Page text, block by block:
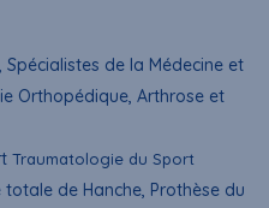
de la Médecine et
Orthopédique, Arthrose et
Traumatologie du Sport
de Hanche, Prothèse du